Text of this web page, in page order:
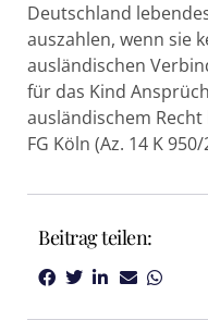
Deutschland
auszahlen, wenn sie
ausländischen
für das Kind
ausländischem
FG Köln (Az. 14 K 950/
Beitrag teilen: